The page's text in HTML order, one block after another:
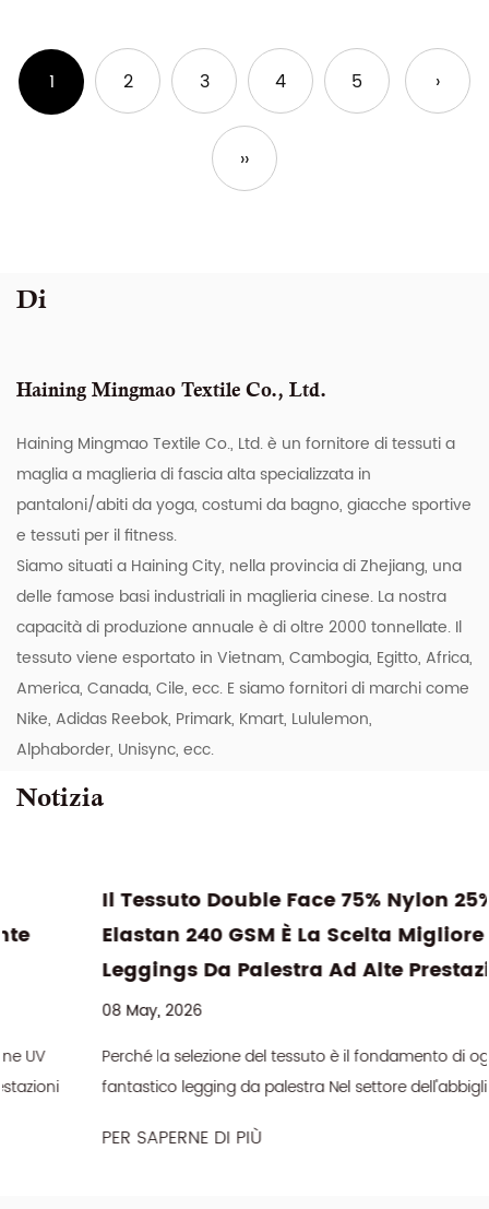
1 2 3 4 5 ›
››
Di
Haining Mingmao Textile Co., Ltd.
Haining Mingmao Textile Co., Ltd. è un fornitore di tessuti a
maglia a maglieria di fascia alta specializzata in
pantaloni/abiti da yoga, costumi da bagno, giacche sportive
e tessuti per il fitness.
Siamo situati a Haining City, nella provincia di Zhejiang, una
delle famose basi industriali in maglieria cinese. La nostra
capacità di produzione annuale è di oltre 2000 tonnellate. Il
tessuto viene esportato in Vietnam, Cambogia, Egitto, Africa,
America, Canada, Cile, ecc. E siamo fornitori di marchi come
Nike, Adidas Reebok, Primark, Kmart, Lululemon,
Alphaborder, Unisync, ecc.
Notizia
Il Tessuto Double Face 75% Nylon 25%
Elastan 240 GSM È La Scelta Migliore Per
Leggings Da Palestra Ad Alte Prestazioni?
08 May, 2026
Perché la selezione del tessuto è il fondamento di ogni
fantastico legging da palestra Nel settore dell'abbigliamento
PER SAPERNE DI PIÙ